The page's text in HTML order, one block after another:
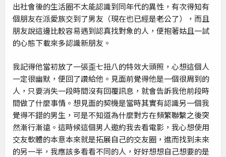
出社會後的生活圈不太能認識到同年代的異性，有次得知有
個朋友在派愛族交到了男友（現在也已經是老公了），而且
朋友說這邊比較容易遇到認真找對象的人，便抱著姑且一試
的心態下載來多認識新朋友。
我記得他當初放了一張歪七扭八的特效大頭照，心想這個人
一定很幽默，便回了讚給他。見面前覺得他是一個很周到的
人，只要消失一段時間沒有回覆訊息，就會告訴我他前段時
間做了什麼事情。想見面的契機是當時其實有認識另一個我
覺得不錯的男生，可是不知道為什麼對方在頻繁聯繫之後突
然漸行漸遠。這時候這個男人邀約我去看電影，我心想使用
交友軟體的本意本來就是拓展自己的交友圈，進而找到未來
的另一半，我應該多看看不同的人，好好想想自己想要的是